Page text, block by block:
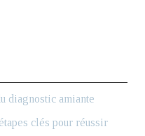
diagnostic amiante
clés pour réussir